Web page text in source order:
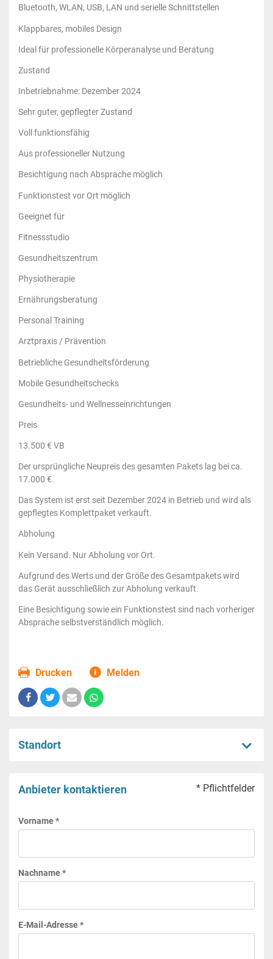
Bluetooth, WLAN, USB, LAN und serielle Schnittstellen
Klappbares, mobiles Design
Ideal für professionelle Körperanalyse und Beratung
Zustand
Inbetriebnahme: Dezember 2024
Sehr guter, gepflegter Zustand
Voll funktionsfähig
Aus professioneller Nutzung
Besichtigung nach Absprache möglich
Funktionstest vor Ort möglich
Geeignet für
Fitnessstudio
Gesundheitszentrum
Physiotherapie
Ernährungsberatung
Personal Training
Arztpraxis / Prävention
Betriebliche Gesundheitsförderung
Mobile Gesundheitschecks
Gesundheits- und Wellnesseinrichtungen
Preis
13.500 € VB
Der ursprüngliche Neupreis des gesamten Pakets lag bei ca.
17.000 €.
Das System ist erst seit Dezember 2024 in Betrieb und wird als
gepflegtes Komplettpaket verkauft.
Abholung
Kein Versand. Nur Abholung vor Ort.
Aufgrund des Werts und der Größe des Gesamtpakets wird
das Gerät ausschließlich zur Abholung verkauft.
Eine Besichtigung sowie ein Funktionstest sind nach vorheriger
Absprache selbstverständlich möglich.
Drucken Melden
Standort
Anbieter kontaktieren * Pflichtfelder
Vorname *
Nachname *
E-Mail-Adresse *